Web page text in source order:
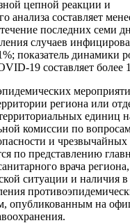
цепной реакции и
анализа составляет
последних семи
случаев
показатель динамики
19 составляет более
региона или
единиц
комиссии по
и
по представлению
врача
ситуации и наличия в
опубликованным на